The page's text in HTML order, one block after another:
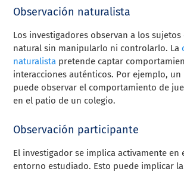
Observación naturalista
Los investigadores observan a los
natural sin manipularlo ni controlarlo. La
naturalista pretende captar
interacciones auténticos. Por ejemplo,
puede observar el comportamiento de
en el patio de un colegio.
Observación participante
El investigador se implica activamente en
entorno estudiado. Esto puede implicar